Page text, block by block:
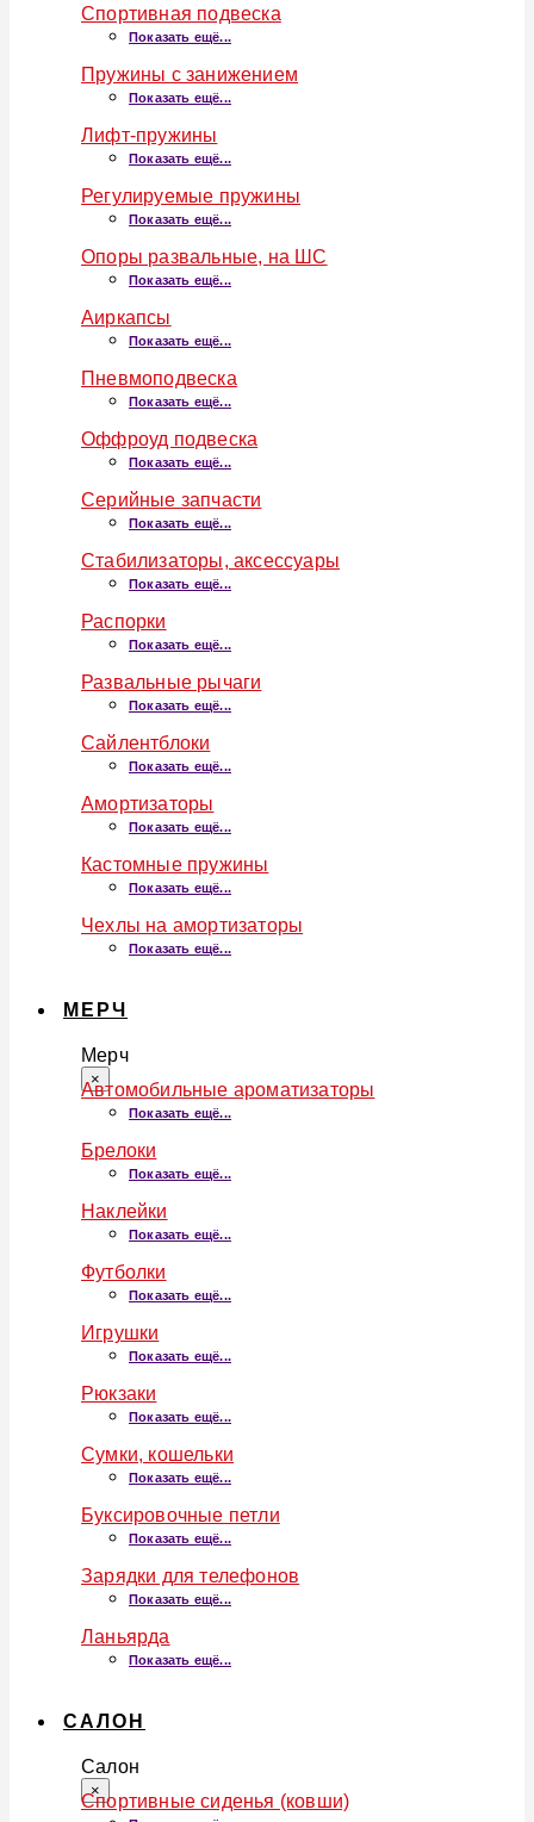
Спортивная подвеска
Показать ещё...
Пружины с занижением
Показать ещё...
Лифт-пружины
Показать ещё...
Регулируемые пружины
Показать ещё...
Опоры развальные, на ШС
Показать ещё...
Аиркапсы
Показать ещё...
Пневмоподвеска
Показать ещё...
Оффроуд подвеска
Показать ещё...
Серийные запчасти
Показать ещё...
Стабилизаторы, аксессуары
Показать ещё...
Распорки
Показать ещё...
Развальные рычаги
Показать ещё...
Сайлентблоки
Показать ещё...
Амортизаторы
Показать ещё...
Кастомные пружины
Показать ещё...
Чехлы на амортизаторы
Показать ещё...
МЕРЧ
Мерч
×
Автомобильные ароматизаторы
Показать ещё...
Брелоки
Показать ещё...
Наклейки
Показать ещё...
Футболки
Показать ещё...
Игрушки
Показать ещё...
Рюкзаки
Показать ещё...
Сумки, кошельки
Показать ещё...
Буксировочные петли
Показать ещё...
Зарядки для телефонов
Показать ещё...
Ланьярда
Показать ещё...
САЛОН
Салон
×
Спортивные сиденья (ковши)